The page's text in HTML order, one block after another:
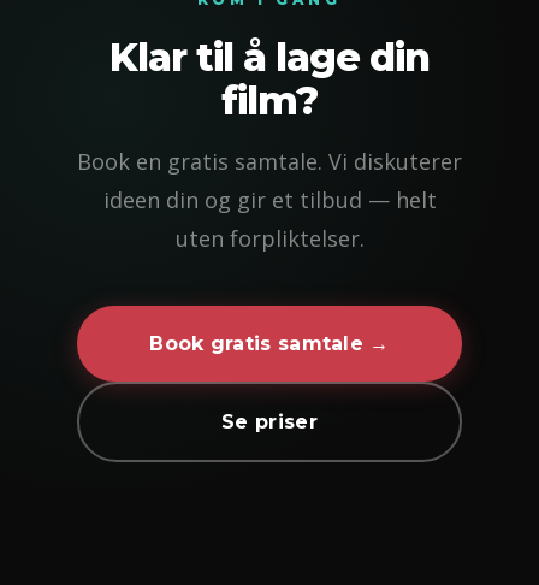
Klar til å lage din
film?
Book en gratis samtale. Vi diskuterer
ideen din og gir et tilbud — helt
uten forpliktelser.
Book gratis samtale →
Se priser